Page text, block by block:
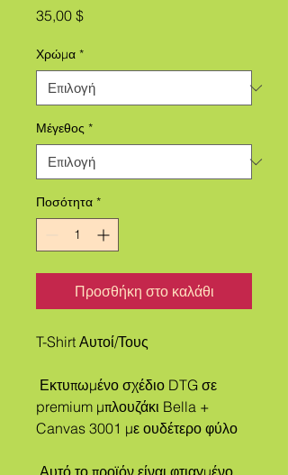
35,00 $Τιμή
Χρώμα *
Μέγεθος *
Ποσότητα *
Προσθήκη στο καλάθι
T-Shirt Αυτοί/Τους
premium μπλουζάκι Bella +
Canvas 3001 με ουδέτερο φύλο